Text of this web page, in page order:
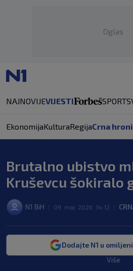
Oglas
NAJNOVIJEVIJESTI SPORT
EkonomijaKulturaRegijaCrna
Brutalno ubistvo
Kruševcu šokiralo
N1 BiH 09. maj. 2026. 14:12
Dodajte N1 u
Više